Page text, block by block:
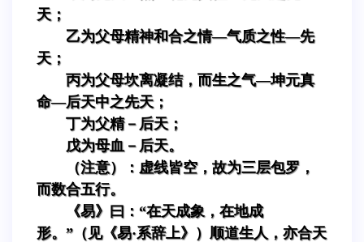
天；
乙为父母精神和合之情—气质之性—先
天；
丙为父母坎离凝结，而生之气—坤元真
命—后天中之先天；
丁为父精－后天；
戊为母血－后天。
（注意）：虚线皆空，故为三层包罗，
而数合五行。
《易》曰：“在天成象，在地成
形。”（见《易·系辞上》）顺道生人，亦合天